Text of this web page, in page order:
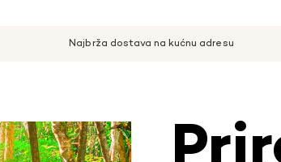
Najbrža dostava na kućnu adresu